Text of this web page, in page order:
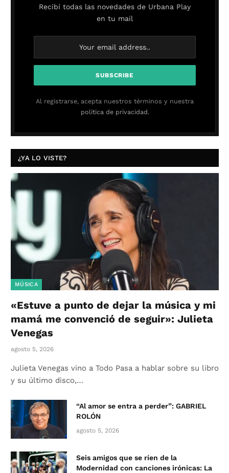
Recibí todas las novedades de Urbana Play
en tu mail
Al registrarse, acepta nuestros términos y nuestra
política de privacidad.
¿YA LO VISTE?
MÚSICA
«Estuve a punto de dejar la música y mi
mamá me convenció de seguir»: Julieta
Venegas
agosto 5, 2026
Julieta Venegas vino a Todo Pasa a hablar sobre su libro
y su último disco,…
“Al amor se entra a perder”: GABRIEL
ROLÓN
agosto 5, 2026
Seis amigos que se ríen de la
Modernidad con canciones irónicas: La